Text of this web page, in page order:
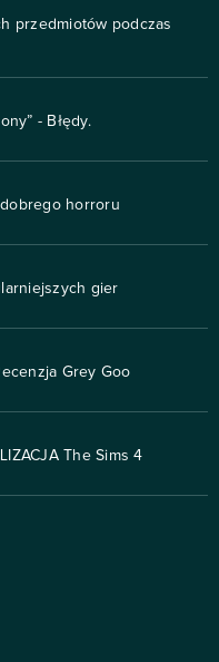
przedmiotów podczas
- Błędy.
horroru
gier
Grey Goo
The Sims 4